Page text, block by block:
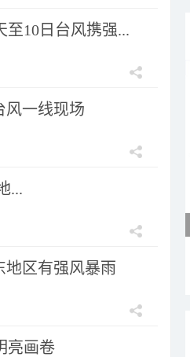
10日台风携强...
风一线现场
...
地区有强风暴雨
亮画卷